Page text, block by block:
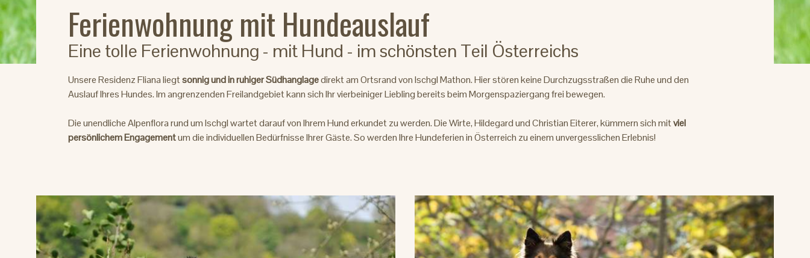
Ferienwohnung mit Hundeauslauf
Eine tolle Ferienwohnung - mit Hund - im schönsten Teil Österreichs
Unsere Residenz Fliana liegtsonnig und in ruhiger Südhanglagedirekt am Ortsrand von Ischgl Mathon. Hier stören keine Durchzugsstraßen die Ruhe und den
Auslauf Ihres Hundes. Im angrenzenden Freilandgebiet kann sich Ihr vierbeiniger Liebling bereits beim Morgenspaziergang frei bewegen.
Die unendliche Alpenflora rund um Ischgl wartet darauf von Ihrem Hund erkundet zu werden. Die Wirte, Hildegard und Christian Eiterer, kümmern sich mitviel
persönlichem Engagementum die individuellen Bedürfnisse Ihrer Gäste. So werden Ihre Hundeferien in Österreich zu einem unvergesslichen Erlebnis!